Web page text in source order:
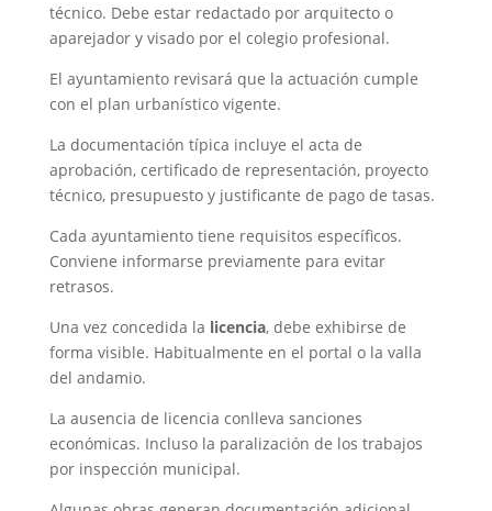
técnico. Debe estar redactado por arquitecto o
aparejador y visado por el colegio profesional.
El ayuntamiento revisará que la actuación cumple
con el plan urbanístico vigente.
La documentación típica incluye el acta de
aprobación, certificado de representación, proyecto
técnico, presupuesto y justificante de pago de tasas.
Cada ayuntamiento tiene requisitos específicos.
Conviene informarse previamente para evitar
retrasos.
Una vez concedida la licencia, debe exhibirse de
forma visible. Habitualmente en el portal o la valla
del andamio.
La ausencia de licencia conlleva sanciones
económicas. Incluso la paralización de los trabajos
por inspección municipal.